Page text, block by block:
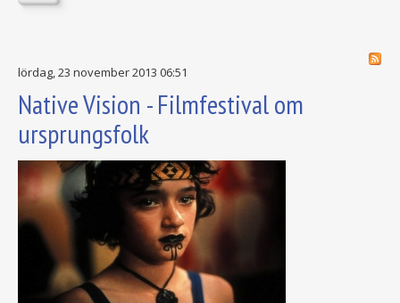
lördag, 23 november 2013 06:51
Native Vision - Filmfestival om
ursprungsfolk